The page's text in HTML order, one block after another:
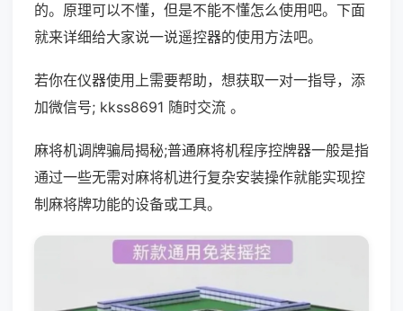
的。原理可以不懂，但是不能不懂怎么使用吧。下面
就来详细给大家说一说遥控器的使用方法吧。
若你在仪器使用上需要帮助，想获取一对一指导，添
加微信号; kkss8691 随时交流 。
麻将机调牌骗局揭秘;普通麻将机程序控牌器一般是指
通过一些无需对麻将机进行复杂安装操作就能实现控
制麻将牌功能的设备或工具。